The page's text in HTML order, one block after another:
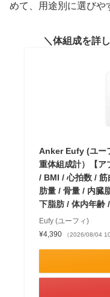
めて、用途別に選びや
体組成を詳
Anker Eufy (ユー
重体組成計）【
/ BMI / 心拍数 /
肪量 / 骨量 / 内臓
下脂肪 / 体内年齢
Eufy (ユーフィ)
¥4,390
（2026/08/04